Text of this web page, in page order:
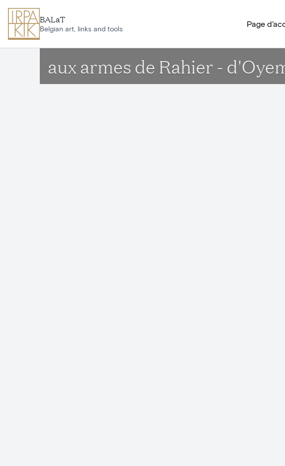
BALaT
Belgian art, links and tools
Page
aux armes de Rahier -